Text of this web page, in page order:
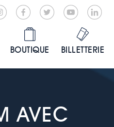
BOUTIQUE BILLETTERIE
AVEC